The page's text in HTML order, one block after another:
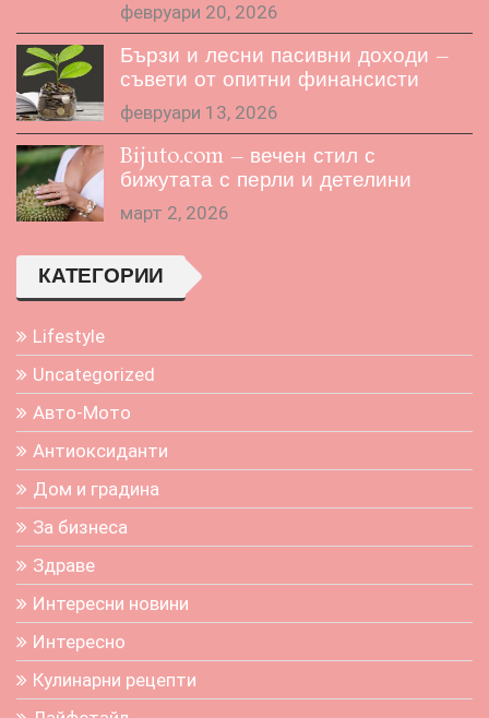
февруари 20, 2026
Бързи и лесни пасивни доходи –
съвети от опитни финансисти
февруари 13, 2026
Bijuto.com – вечен стил с
бижутата с перли и детелини
март 2, 2026
КАТЕГОРИИ
Lifestyle
Uncategorized
Авто-Мото
Антиоксиданти
Дом и градина
За бизнеса
Здраве
Интересни новини
Интересно
Кулинарни рецепти